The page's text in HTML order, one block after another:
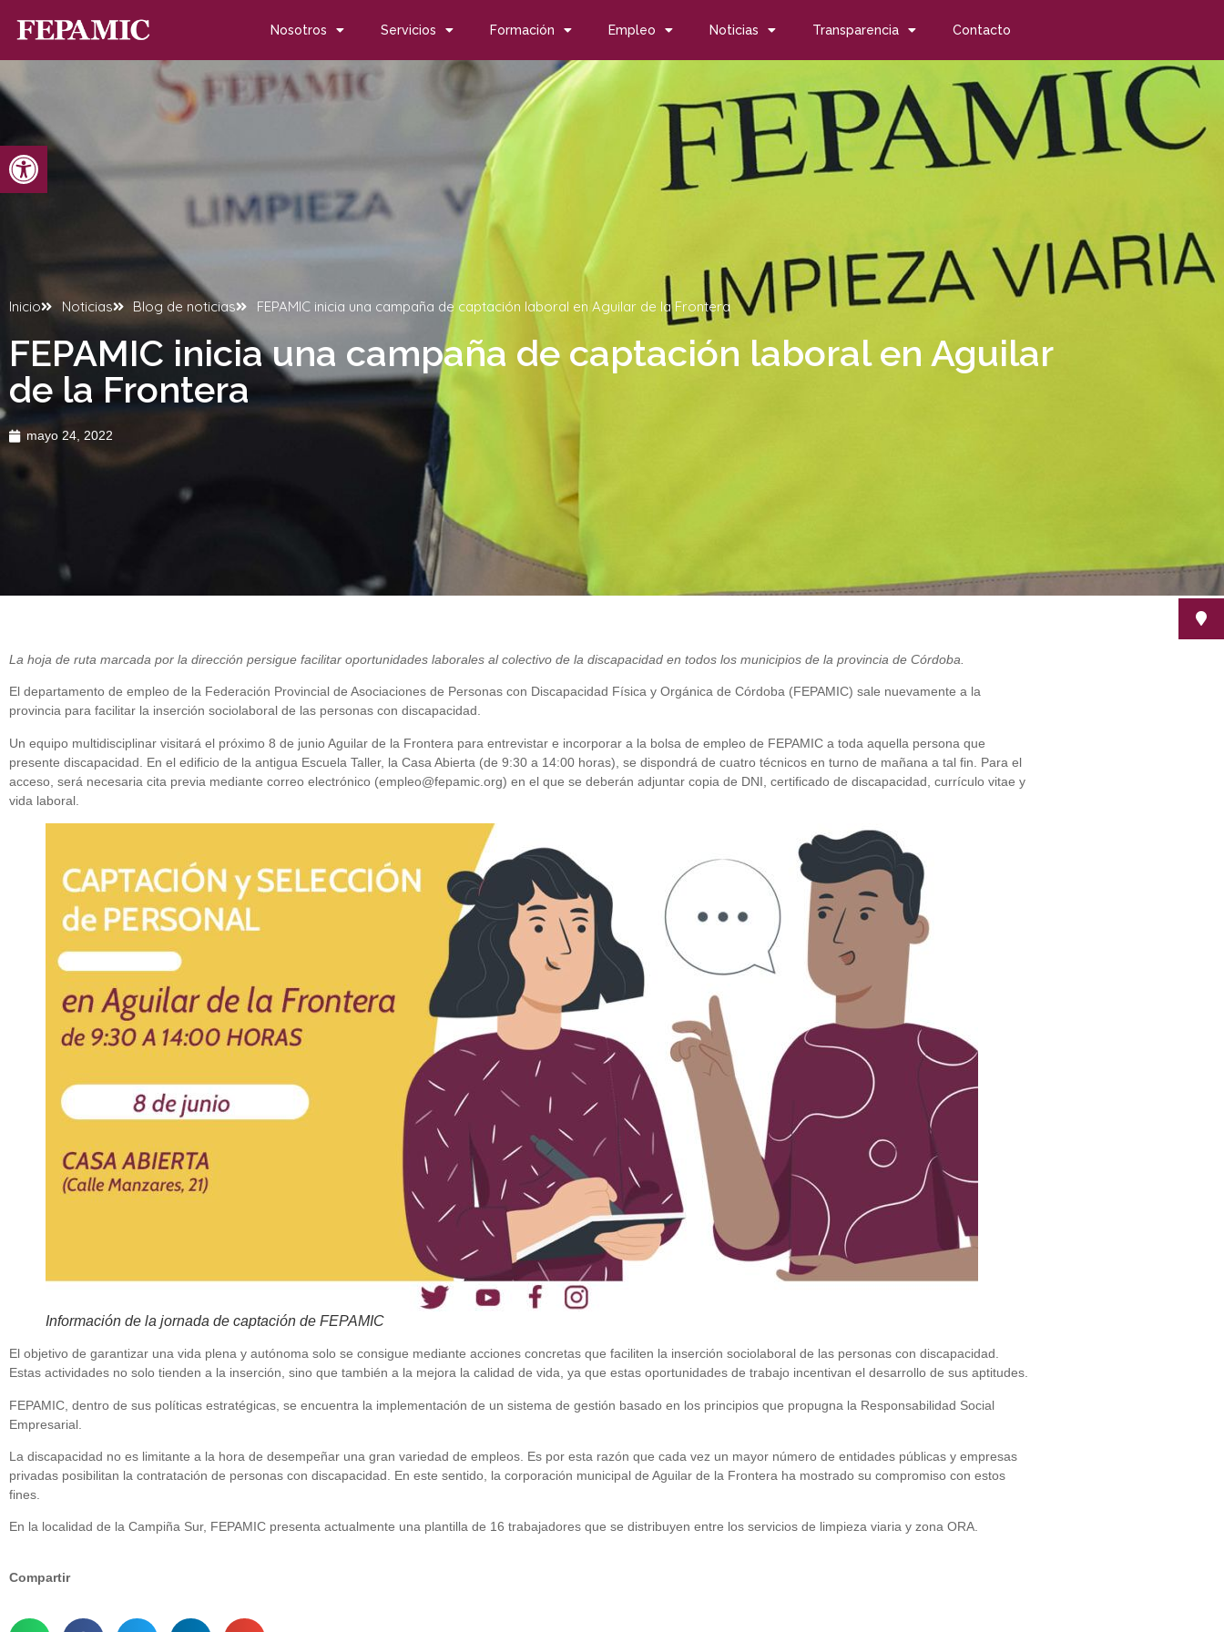
Abrir barra de herramientas
Nosotros Servicios Formación Empleo Noticias Transparencia Contacto
Inicio Noticias Blog de noticias FEPAMIC inicia una campaña de captación laboral en Aguilar de la Frontera
FEPAMIC inicia una campaña de captación laboral en Aguilar
de la Frontera
mayo 24, 2022
La hoja de ruta marcada por la dirección persigue facilitar oportunidades laborales al colectivo de la discapacidad en todos los municipios de la provincia de Córdoba.
El departamento de empleo de la Federación Provincial de Asociaciones de Personas con Discapacidad Física y Orgánica de Córdoba (FEPAMIC) sale nuevamente a la
provincia para facilitar la inserción sociolaboral de las personas con discapacidad.
Un equipo multidisciplinar visitará el próximo 8 de junio Aguilar de la Frontera para entrevistar e incorporar a la bolsa de empleo de FEPAMIC a toda aquella persona que
presente discapacidad. En el edificio de la antigua Escuela Taller, la Casa Abierta (de 9:30 a 14:00 horas), se dispondrá de cuatro técnicos en turno de mañana a tal fin. Para el
acceso, será necesaria cita previa mediante correo electrónico (empleo@fepamic.org) en el que se deberán adjuntar copia de DNI, certificado de discapacidad, currículo vitae y
vida laboral.
Información de la jornada de captación de FEPAMIC
El objetivo de garantizar una vida plena y autónoma solo se consigue mediante acciones concretas que faciliten la inserción sociolaboral de las personas con discapacidad.
Estas actividades no solo tienden a la inserción, sino que también a la mejora la calidad de vida, ya que estas oportunidades de trabajo incentivan el desarrollo de sus aptitudes.
FEPAMIC, dentro de sus políticas estratégicas, se encuentra la implementación de un sistema de gestión basado en los principios que propugna la Responsabilidad Social
Empresarial.
La discapacidad no es limitante a la hora de desempeñar una gran variedad de empleos. Es por esta razón que cada vez un mayor número de entidades públicas y empresas
privadas posibilitan la contratación de personas con discapacidad. En este sentido, la corporación municipal de Aguilar de la Frontera ha mostrado su compromiso con estos
fines.
En la localidad de la Campiña Sur, FEPAMIC presenta actualmente una plantilla de 16 trabajadores que se distribuyen entre los servicios de limpieza viaria y zona ORA.
Compartir